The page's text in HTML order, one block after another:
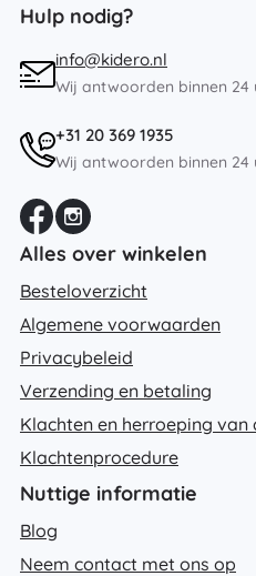
Hulp nodig?
info@kidero.nl
Wij antwoorden binnen 24
+31 20 369 1935
Wij antwoorden binnen 24
Alles over winkelen
Besteloverzicht
Algemene voorwaarden
Privacybeleid
Verzending en betaling
Klachten en herroeping
Klachtenprocedure
Nuttige informatie
Blog
Neem contact met ons op